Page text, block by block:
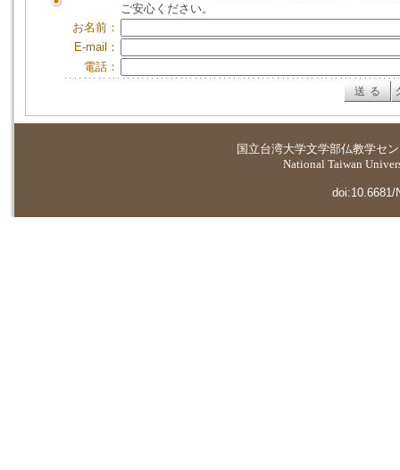
ご安心ください。
お名前：
E-mail：
電話：
国立台湾大学文学部仏教学セ
National Taiwan
doi:10.6681/